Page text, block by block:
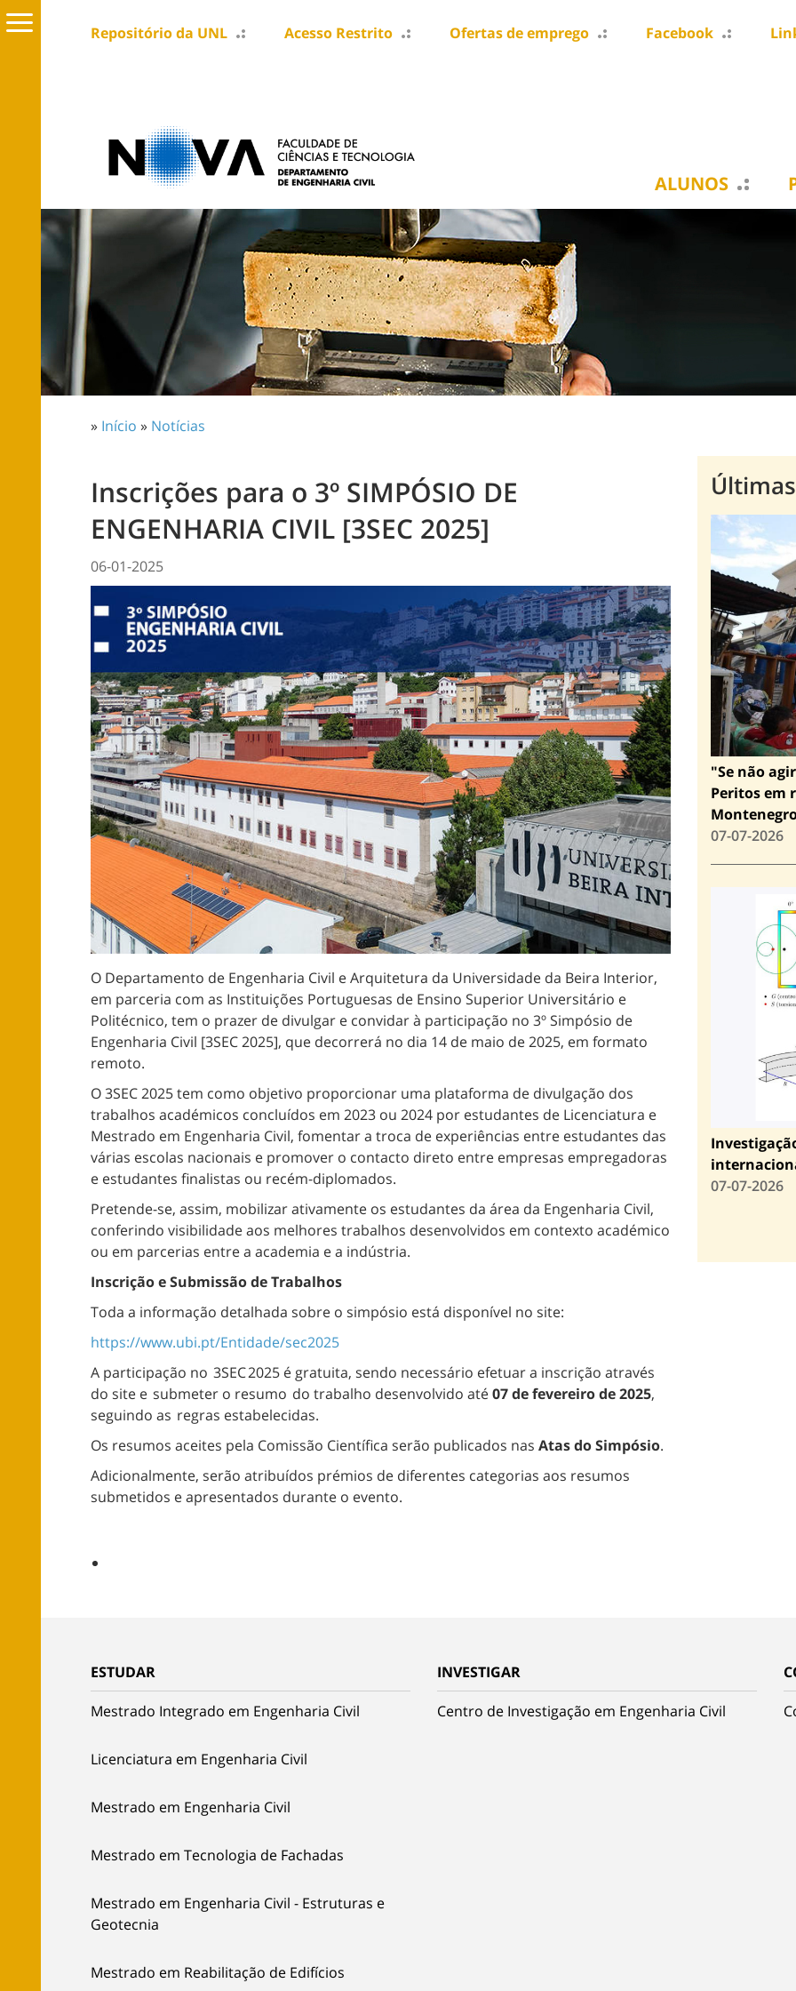
Repositório da UNL Acesso Restrito Ofertas de emprego Facebook
ALUNOS
» Início » Notícias
Inscrições para o 3º SIMPÓSIO DE
ENGENHARIA CIVIL [3SEC 2025]
06-01-2025
O Departamento de Engenharia Civil e Arquitetura da Universidade da Beira Interior,
em parceria com as Instituições Portuguesas de Ensino Superior Universitário e
Politécnico, tem o prazer de divulgar e convidar à participação no 3º Simpósio de
Engenharia Civil [3SEC 2025], que decorrerá no dia 14 de maio de 2025, em formato
remoto.
O 3SEC 2025 tem como objetivo proporcionar uma plataforma de divulgação dos
trabalhos académicos concluídos em 2023 ou 2024 por estudantes de Licenciatura e
Mestrado em Engenharia Civil, fomentar a troca de experiências entre estudantes das
várias escolas nacionais e promover o contacto direto entre empresas empregadoras
e estudantes finalistas ou recém-diplomados.
Pretende-se, assim, mobilizar ativamente os estudantes da área da Engenharia Civil,
conferindo visibilidade aos melhores trabalhos desenvolvidos em contexto académico
ou em parcerias entre a academia e a indústria.
Inscrição e Submissão de Trabalhos
Toda a informação detalhada sobre o simpósio está disponível no site:
https://www.ubi.pt/Entidade/sec2025
A participação no 3SEC 2025 é gratuita, sendo necessário efetuar a inscrição através
do site e submeter o resumo do trabalho desenvolvido até07 de fevereiro de 2025,
seguindo as regras estabelecidas.
Os resumos aceites pela Comissão Científica serão publicados nas Atas do Simpósio.
Adicionalmente, serão atribuídos prémios de diferentes categorias aos resumos
submetidos e apresentados durante o evento.
"Se não
Peritos em
07-07-2026
07-07-2026
ESTUDAR
Mestrado Integrado em Engenharia Civil
Licenciatura em Engenharia Civil
Mestrado em Engenharia Civil
Mestrado em Tecnologia de Fachadas
Mestrado em Engenharia Civil - Estruturas e
Geotecnia
Mestrado em Reabilitação de Edifícios
INVESTIGAR
Centro de Investigação em Engenharia Civil